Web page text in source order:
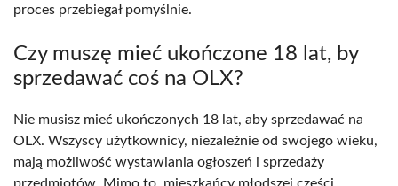
proces przebiegał pomyślnie.
Czy muszę mieć ukończone 18 lat, by
sprzedawać coś na OLX?
Nie musisz mieć ukończonych 18 lat, aby sprzedawać na
OLX. Wszyscy użytkownicy, niezależnie od swojego wieku,
mają możliwość wystawiania ogłoszeń i sprzedaży